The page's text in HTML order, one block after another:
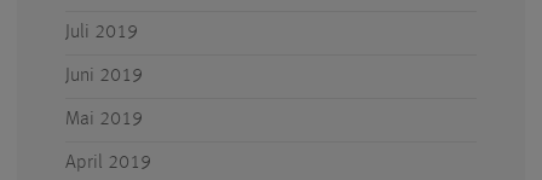
Juli 2019
Juni 2019
Mai 2019
April 2019